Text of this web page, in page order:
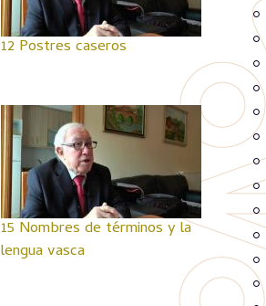
12 Postres caseros
15 Nombres de términos y la
lengua vasca